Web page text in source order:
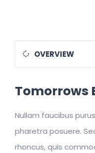
OVERVIEW
Tomorrows
Nullam faucibus
pharetra posuere.
rhoncus, quis